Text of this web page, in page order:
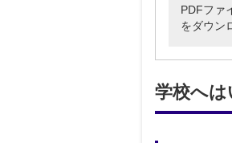
PDFファ
をダウン
学校へ